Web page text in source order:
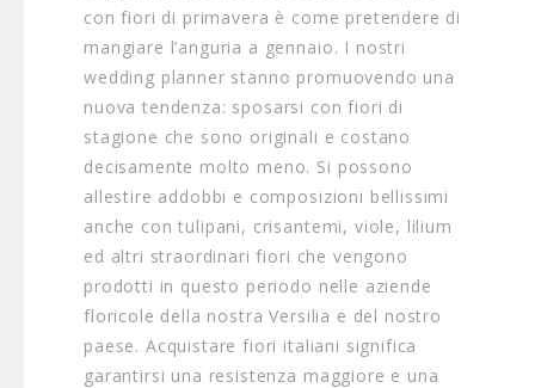
con fiori di primavera è come pretendere di
mangiare l’anguria a gennaio. I nostri
wedding planner stanno promuovendo una
nuova tendenza: sposarsi con fiori di
stagione che sono originali e costano
decisamente molto meno. Si possono
allestire addobbi e composizioni bellissimi
anche con tulipani, crisantemi, viole, lilium
ed altri straordinari fiori che vengono
prodotti in questo periodo nelle aziende
floricole della nostra Versilia e del nostro
paese. Acquistare fiori italiani significa
garantirsi una resistenza maggiore e una